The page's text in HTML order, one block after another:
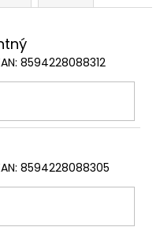
8594228088312
8594228088305